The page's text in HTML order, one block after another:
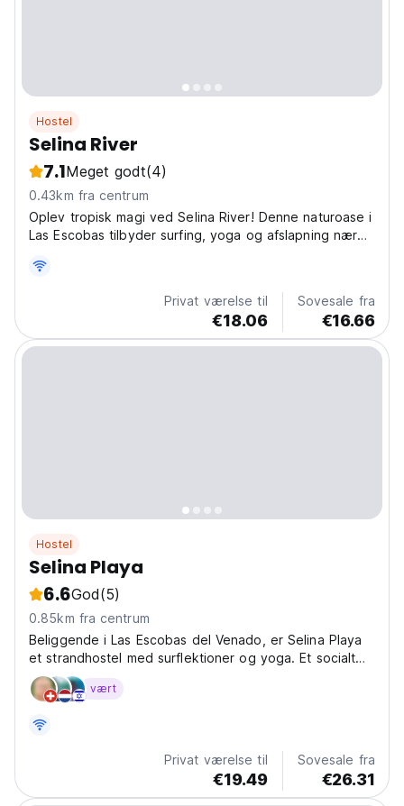
Hostel
Selina River
7.1Meget godt(4)
0.43km fra centrum
Oplev tropisk magi ved Selina River! Denne naturoase i
Las Escobas tilbyder surfing, yoga og afslapning nær
from original language)
Privat værelse til
€18.06
Sovesale fra
€16.66
Hostel
Selina Playa
6.6God(5)
0.85km fra centrum
Beliggende i Las Escobas del Venado, er Selina Playa
et strandhostel med surflektioner og yoga. Et socialt
panamansk paradis for digitale nomader. (Auto-
translated from original language)
vært
Privat værelse til
€19.49
Sovesale fra
€26.31